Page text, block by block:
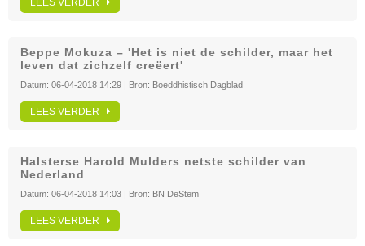
LEES VERDER
Beppe Mokuza – 'Het is niet de schilder, maar het
leven dat zichzelf creëert'
Datum: 06-04-2018 14:29 | Bron: Boeddhistisch Dagblad
LEES VERDER
Halsterse Harold Mulders netste schilder van
Nederland
Datum: 06-04-2018 14:03 | Bron: BN DeStem
LEES VERDER